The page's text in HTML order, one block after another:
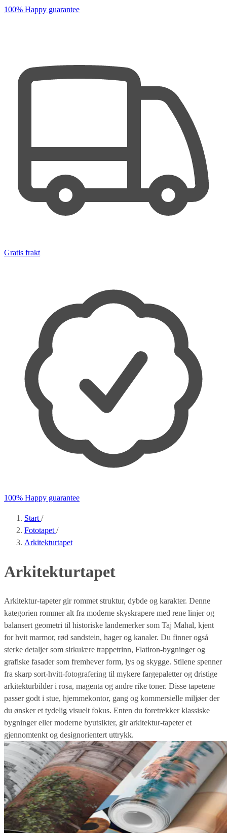
100% Happy guarantee
Gratis frakt
100% Happy guarantee
Start /
Fototapet /
Arkitekturtapet
Arkitekturtapet
Arkitektur-tapeter gir rommet struktur, dybde og karakter. Denne
kategorien rommer alt fra moderne skyskrapere med rene linjer og
balansert geometri til historiske landemerker som Taj Mahal, kjent
for hvit marmor, rød sandstein, hager og kanaler. Du finner også
sterke detaljer som sirkulære trappetrinn, Flatiron-bygninger og
grafiske fasader som fremhever form, lys og skygge. Stilene spenner
fra skarp sort-hvitt-fotografering til mykere fargepaletter og dristige
arkitekturbilder i rosa, magenta og andre rike toner. Disse tapetene
passer godt i stue, hjemmekontor, gang og kommersielle miljøer der
du ønsker et tydelig visuelt fokus. Enten du foretrekker klassiske
bygninger eller moderne byutsikter, gir arkitektur-tapeter et
gjennomtenkt og designorientert uttrykk.